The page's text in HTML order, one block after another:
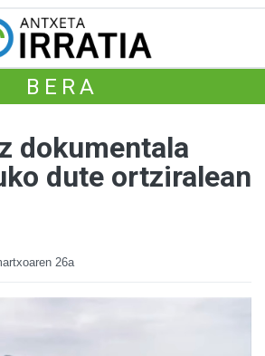
BERA
dokumentala
dute ortziralean
26a